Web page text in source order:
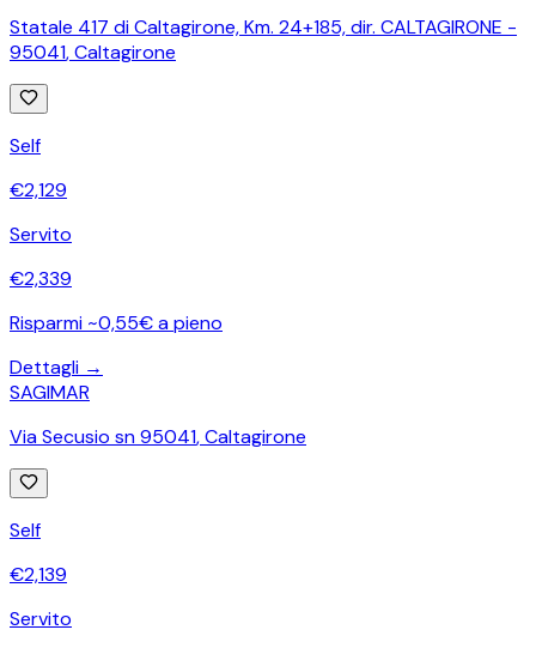
Statale 417 di Caltagirone, Km. 24+185, dir. CALTAGIRONE -
95041,Caltagirone
Self
€2,129
Servito
€2,339
Risparmi ~0,55€ a pieno
Dettagli →
SAGIMAR
Via Secusio sn 95041,Caltagirone
Self
€2,139
Servito